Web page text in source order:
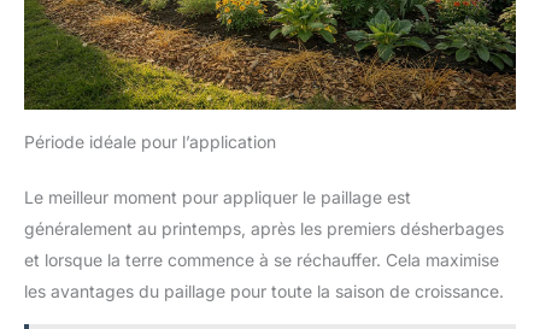
Période idéale pour l’application
Le meilleur moment pour appliquer le paillage est
généralement au printemps, après les premiers désherbages
et lorsque la terre commence à se réchauffer. Cela maximise
les avantages du paillage pour toute la saison de croissance.